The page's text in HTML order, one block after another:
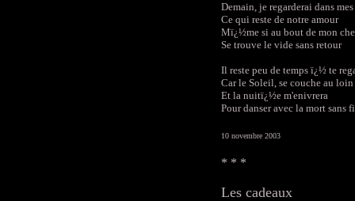
Demain, je regarderai dans
Ce qui reste de notre amour
Mï¿½me si au bout de mon
Se trouve le vide sans retour
Il reste peu de temps ï¿½ te
Car le Soleil, se couche au loin
Et la nuitï¿½e m'enivrera
Pour danser avec la mort sans
10 novembre 2003
* * *
Les cadeaux